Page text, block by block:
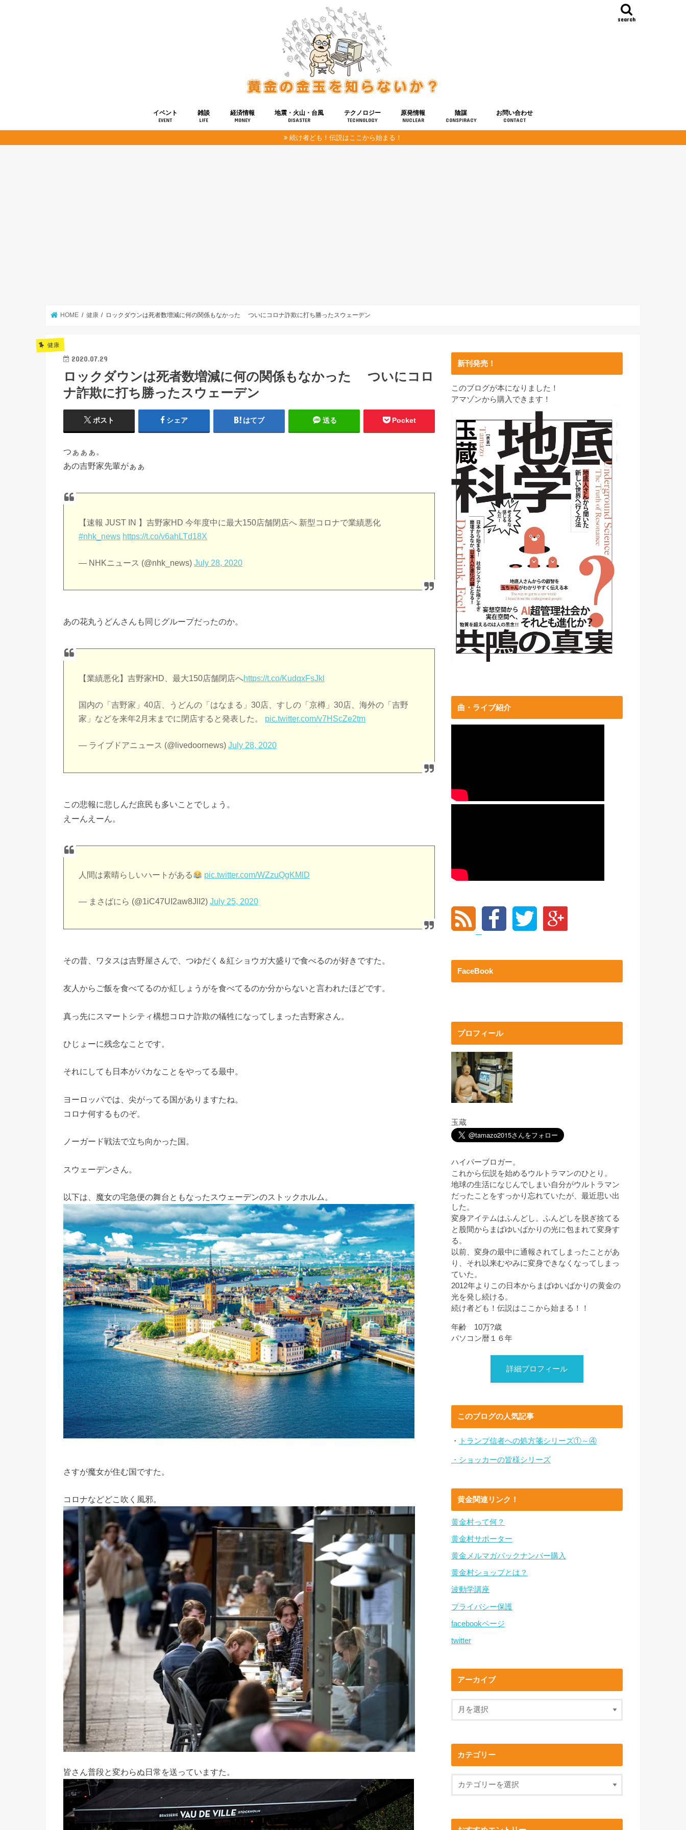
search
イベント
EVENT
雑談
LIFE
経済情報
MONEY
地震・火山・台風
DISASTER
テクノロジー
TECHNOLOGY
健康
宇宙
原発情報
NUCLEAR
陰謀
CONSPIRACY
お問い合わせ
CONTACT
続け者ども！伝説はここから始まる！
HOME 健康 ロックダウンは死者数増減に何の関係もなかった ついにコロナ詐欺に打ち勝ったスウェーデン
健康
2020.07.29
ロックダウンは死者数増減に何の関係もなかった ついにコロ
ナ詐欺に打ち勝ったスウェーデン
ポスト シェア はてブ 送る Pocket
つぁぁぁ。
あの吉野家先輩がぁぁ
【速報 JUST IN 】吉野家HD 今年度中に最大150店舗閉店へ 新型コロナで業績悪化
#nhk_news https://t.co/v6ahLTd18X
— NHKニュース (@nhk_news)July 28, 2020
あの花丸うどんさんも同じグループだったのか。
【業績悪化】吉野家HD、最大150店舗閉店へhttps://t.co/KudqxFsJkl
国内の「吉野家」40店、うどんの「はなまる」30店、すしの「京樽」30店、海外の「吉野
家」などを来年2月末までに閉店すると発表した。 pic.twitter.com/v7HScZe2tm
— ライブドアニュース (@livedoornews)July 28, 2020
この悲報に悲しんだ庶民も多いことでしょう。
えーんえーん。
人間は素晴らしいハートがある pic.twitter.com/WZzuQgKMlD
— まさばにら (@1iC47UI2aw8JlI2)July 25, 2020
その昔、ワタスは吉野屋さんで、つゆだく＆紅ショウガ大盛りで食べるのが好きですた。
友人からご飯を食べてるのか紅しょうがを食べてるのか分からないと言われたほどです。
真っ先にスマートシティ構想コロナ詐欺の犠牲になってしまった吉野家さん。
ひじょーに残念なことです。
それにしても日本がバカなことをやってる最中。
ヨーロッパでは、尖がってる国がありますたね。
コロナ何するものぞ。
ノーガード戦法で立ち向かった国。
スウェーデンさん。
以下は、魔女の宅急便の舞台ともなったスウェーデンのストックホルム。
さすが魔女が住む国ですた。
コロナなどどこ吹く風邪。
皆さん普段と変わらぬ日常を送っていますた。
新刊発売！
このブログが本になりました！
アマゾンから購入できます！
曲・ライブ紹介
FaceBook
プロフィール
玉蔵
ハイパーブロガー。
これから伝説を始めるウルトラマンのひとり。
地球の生活になじんでしまい自分がウルトラマン
だったことをすっかり忘れていたが、最近思い出
した。
変身アイテムはふんどし。ふんどしを脱ぎ捨てる
と股間からまばゆいばかりの光に包まれて変身す
る。
以前、変身の最中に通報されてしまったことがあ
り、それ以来むやみに変身できなくなってしまっ
ていた。
2012年よりこの日本からまばゆいばかりの黄金の
光を発し続ける。
続け者ども！伝説はここから始まる！！
年齢 10万?歳
パソコン暦１６年
詳細プロフィール
このブログの人気記事
・ トランプ信者への処方箋シリーズ①～④
・ショッカーの皆様シリーズ
黄金関連リンク！
黄金村って何？
黄金村サポーター
黄金メルマガバックナンバー購入
黄金村ショップとは？
波動学講座
プライバシー保護
facebookページ
twitter
アーカイブ
カテゴリー